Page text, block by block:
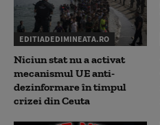
EDITIADEDIMINEATA.RO
Niciun stat nu a activat
mecanismul UE anti-
dezinformare în timpul
crizei din Ceuta